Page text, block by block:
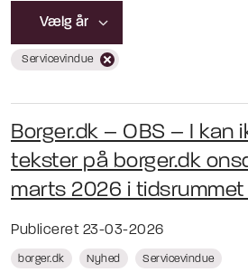
Servicevindue
Borger.dk – OBS – I kan
tekster på borger.dk
marts 2026 i tidsrummet
Publiceret 23-03-2026
borger.dk Nyhed Servicevindue